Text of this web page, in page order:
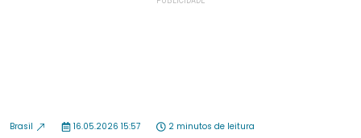
Brasil 16.05.2026 15:57 2 minutos de leitura